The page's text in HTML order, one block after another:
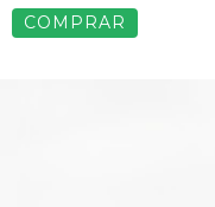
COMPRAR